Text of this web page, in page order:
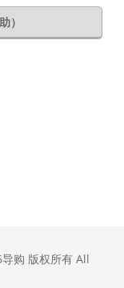
）
购 版权所有 All